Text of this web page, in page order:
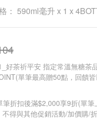
： 590ml毫升 x 1 x
好茶祈平安 指定常溫無糖茶
單筆最高贈50點，回饋
筆折扣後滿$2,000享9折(單
不得與其他促銷活動/加價購/